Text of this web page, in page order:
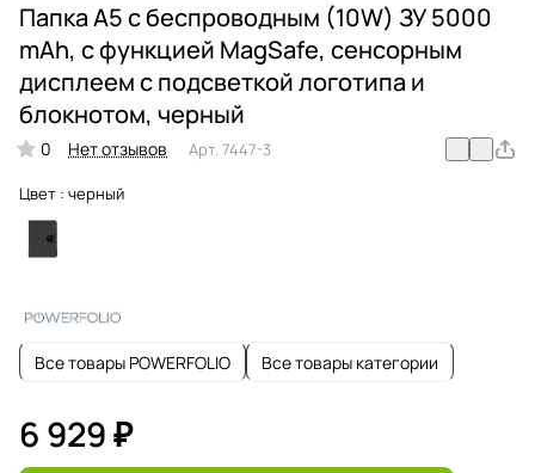
Папка А5 с беспроводным (10W) ЗУ 5000
mAh, с функцией MagSafe, сенсорным
дисплеем с подсветкой логотипа и
блокнотом, черный
0 Нет отзывов Арт. 7447-3
Цвет : черный
Все товары POWERFOLIO Все товары категории
6 929 ₽